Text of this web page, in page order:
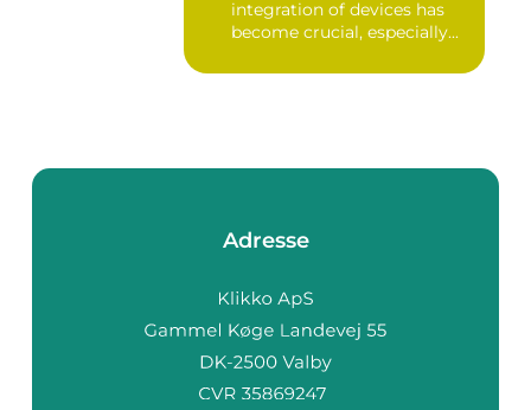
integration of devices has
become crucial, especially...
Adresse